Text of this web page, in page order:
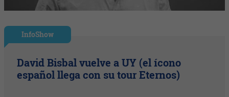
InfoShow
David Bisbal vuelve a UY (el ícono
español llega con su tour Eternos)